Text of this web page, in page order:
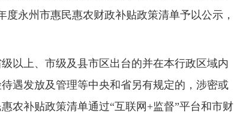
度永州市惠民惠农财政补贴政策清单予以公示，
以上、市级及县市区出台的并在本行政区域内
遇发放及管理等中央和省另有规定的，涉密或
农补贴政策清单通过“互联网 +监督”平台和市财